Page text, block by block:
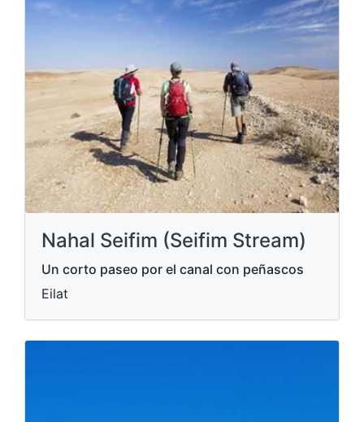
Nahal Seifim (Seifim Stream)
Un corto paseo por el canal con peñascos
Eilat